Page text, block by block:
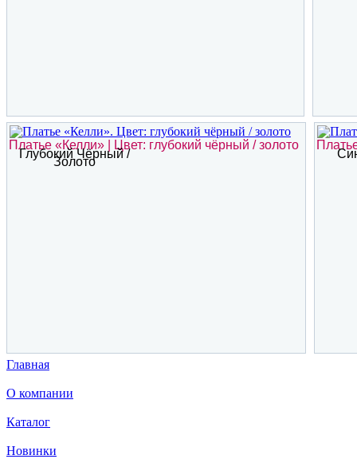
Платье «Келли» | Цвет: глубокий чёрный / золото
Глубокий Чёрный /
Золото
Главная
О компании
Каталог
Новинки